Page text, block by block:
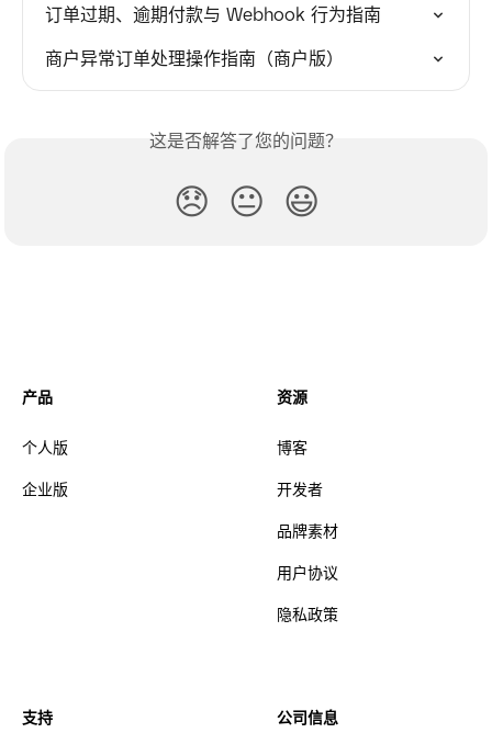
订单过期、逾期付款与 Webhook 行为指南
商户异常订单处理操作指南（商户版）
这是否解答了您的问题？
😞 😐 😃
产品
个人版
企业版
资源
博客
开发者
品牌素材
用户协议
隐私政策
支持 公司信息